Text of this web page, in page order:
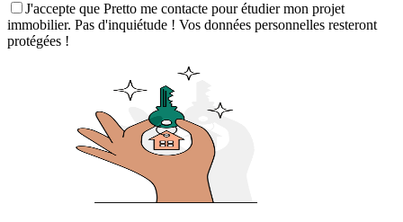
J'accepte que Pretto me contacte pour étudier mon projet
immobilier. Pas d'inquiétude ! Vos données personnelles resteront
protégées !